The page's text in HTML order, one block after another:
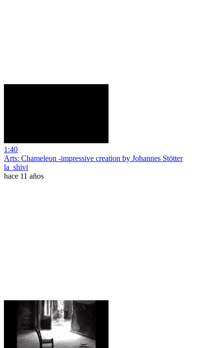
1:40
Arts: Chameleon -impressive creation by Johannes Stötter
la_shivi
hace 11 años